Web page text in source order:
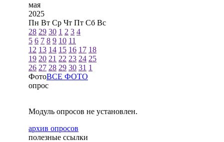
мая
2025
Пн Вт Ср Чт Пт Сб Вс
28 29 30 1 2 3 4
5 6 7 8 9 10 11
12 13 14 15 16 17 18
19 20 21 22 23 24 25
26 27 28 29 30 31 1
ФотоВСЕ ФОТО
опрос
Модуль опросов не установлен.
архив опросов
полезные ссылки